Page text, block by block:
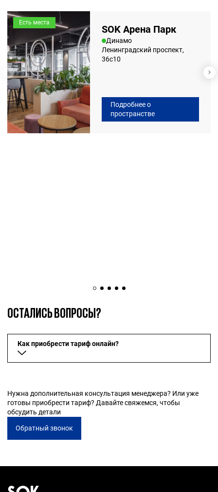
Есть места
SOK Арена Парк
Динамо
Ленинградский проспект,
36с10
Подробнее о
пространстве
ОСТАЛИСЬ ВОПРОСЫ?
Как приобрести тариф онлайн?
который вам подходит и нажмите арендовать)
• через личный кабинет my.sok.works
• в самом пространстве с 9:00 до 18:00 через
Если не получается приобрести тариф или есть
Нужна дополнительная консультация менеджера? Или уже
готовы приобрести тариф? Давайте свяжемся, чтобы
обсудить детали
Обратный звонок